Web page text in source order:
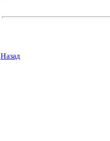
Назад